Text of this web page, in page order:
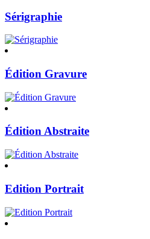
Sérigraphie
Édition Gravure
Édition Abstraite
Edition Portrait